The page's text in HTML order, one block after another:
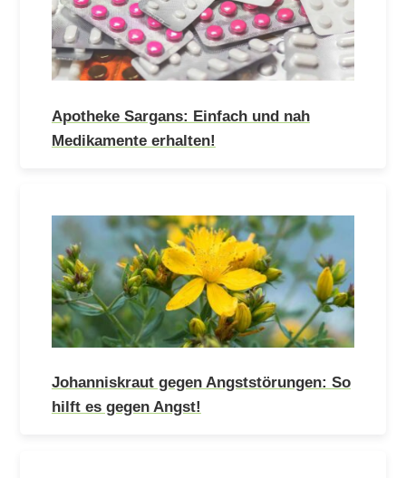
Apotheke Sargans: Einfach und nah
Medikamente erhalten!
Johanniskraut gegen Angststörungen: So
hilft es gegen Angst!